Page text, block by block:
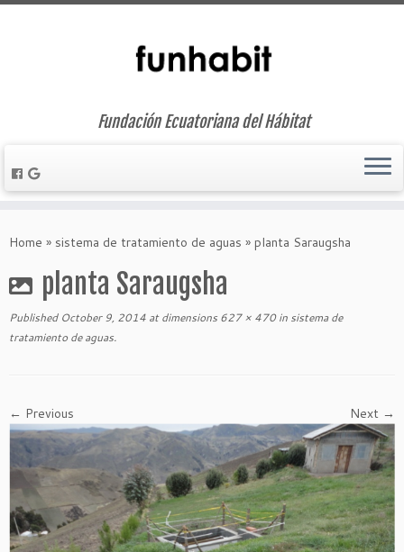
to
Fundación Ecuatoriana del Hábitat
Home » sistema de tratamiento de aguas » planta Saraugsha
planta Saraugsha
Published October 9, 2014 at dimensions 627 × 470in sistema de
tratamiento de aguas.
← Previous Next →